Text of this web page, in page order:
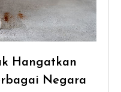
Hangatkan
Negara